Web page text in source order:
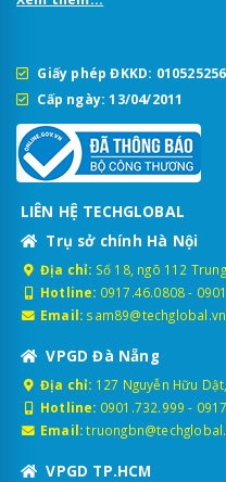
Giấy phép ĐKKD:
Cấp ngày: 13/04/2011
LIÊN HỆ TECHGLOBAL
Trụ sở chính Hà Nội
Địa chỉ: Số 18, ngõ 112
Hotline: 0917.46.0808-
Email: sam89@techglobal.vn
VPGD Đà Nẵng
Địa chỉ: 127 Nguyễn Hữu
Hotline: 0901.732.999 -
Email:
VPGD TP.HCM